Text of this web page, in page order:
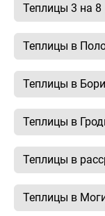
Теплицы 3 на 8
Теплицы в
Теплицы в
Теплицы в
Теплицы в
Теплицы в